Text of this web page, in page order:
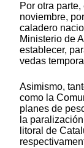
Por otra
noviembre,
caladero
Ministerio de
establecer,
vedas
Asimismo,
como la
planes de
la
litoral de